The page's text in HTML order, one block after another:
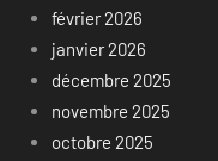
février 2026
janvier 2026
décembre 2025
novembre 2025
octobre 2025